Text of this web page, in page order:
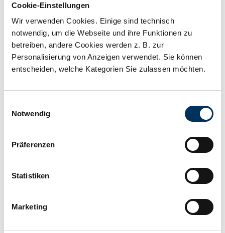
Cookie-Einstellungen
Wir verwenden Cookies. Einige sind technisch
notwendig, um die Webseite und ihre Funktionen zu
betreiben, andere Cookies werden z. B. zur
Personalisierung von Anzeigen verwendet. Sie können
entscheiden, welche Kategorien Sie zulassen möchten.
Notwendig
Präferenzen
Statistiken
Marketing
Kapazität: 24Ah
Technologie: Blei AGM
SUN Battery
Länge:
Breite:
Höhe:
Anschluss: